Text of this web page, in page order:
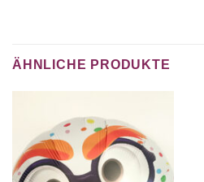
ÄHNLICHE PRODUKTE